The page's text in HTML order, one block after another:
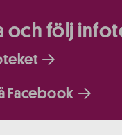
och följ
Facebook